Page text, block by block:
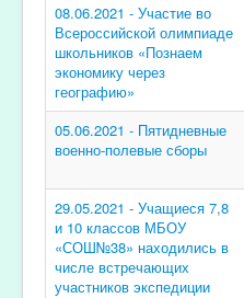
08.06.2021 - Участие во
Всероссийской олимпиаде
школьников «Познаем
экономику через
географию»
05.06.2021 - Пятидневные
военно-полевые сборы
29.05.2021 - Учащиеся 7,8
и 10 классов МБОУ
«СОШ№38» находились в
числе встречающих
участников экспедиции